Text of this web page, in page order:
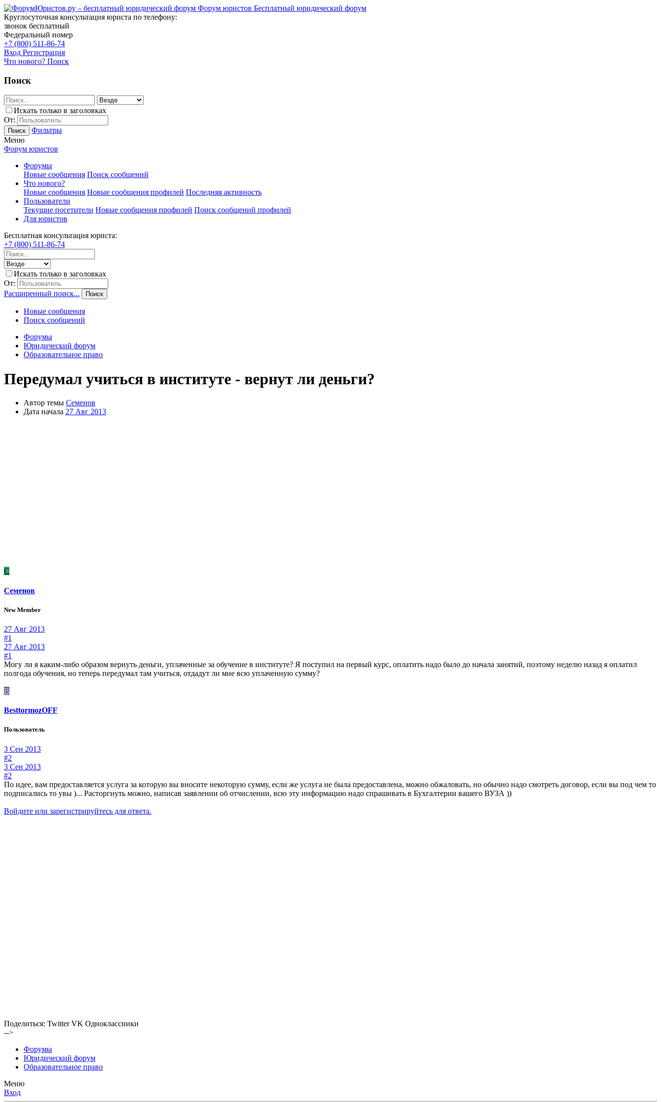
Форум юристов Бесплатный юридический форум
Круглосуточная консультация юриста по телефону:
звонок бесплатный
Федеральный номер
+7 (800) 511-86-74
Вход Регистрация
Что нового? Поиск
Поиск
Искать только в заголовках
От:
Поиск
Фильтры
Меню
Форум юристов
Форумы
Новые сообщения Поиск сообщений
Что нового?
Новые сообщения Новые сообщения профилей Последняя активность
Пользователи
Текущие посетители Новые сообщения профилей Поиск сообщений профилей
Для юристов
Бесплатная консультация юриста:
+7 (800) 511-86-74
Искать только в заголовках
От:
Расширенный поиск...
Поиск
Новые сообщения
Поиск сообщений
Форумы
Юридический форум
Образовательное право
Передумал учиться в институте - вернут ли деньги?
Автор темы Семенов
Дата начала 27 Авг 2013
С
Семенов
New Member
27 Авг 2013
#1
27 Авг 2013
#1
Могу ли я каким-либо образом вернуть деньги, уплаченные за обучение в институте? Я поступил на первый курс, оплатить надо было до начала занятий, поэтому неделю назад я оплатил
полгода обучения, но теперь передумал там учиться, отдадут ли мне всю уплаченную сумму?
B
BesttormozOFF
Пользователь
3 Сен 2013
#2
3 Сен 2013
#2
По идее, вам предоставляется услуга за которую вы вносите некоторую сумму, если же услуга не была предоставлена, можно обжаловать, но обычно надо смотреть договор, если вы под чем то
подписались то увы )... Расторгнуть можно, написав заявлении об отчислении, всю эту информацию надо спрашивать в Бухгалтерии вашего ВУЗА ))
Войдите или зарегистрируйтесь для ответа.
Поделиться: Twitter VK Одноклассники
-->
Форумы
Юридический форум
Образовательное право
Меню
Вход